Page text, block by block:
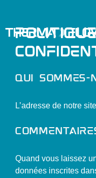
Qui sommes-
L’adresse de notre
Quand vous laissez
données inscrites